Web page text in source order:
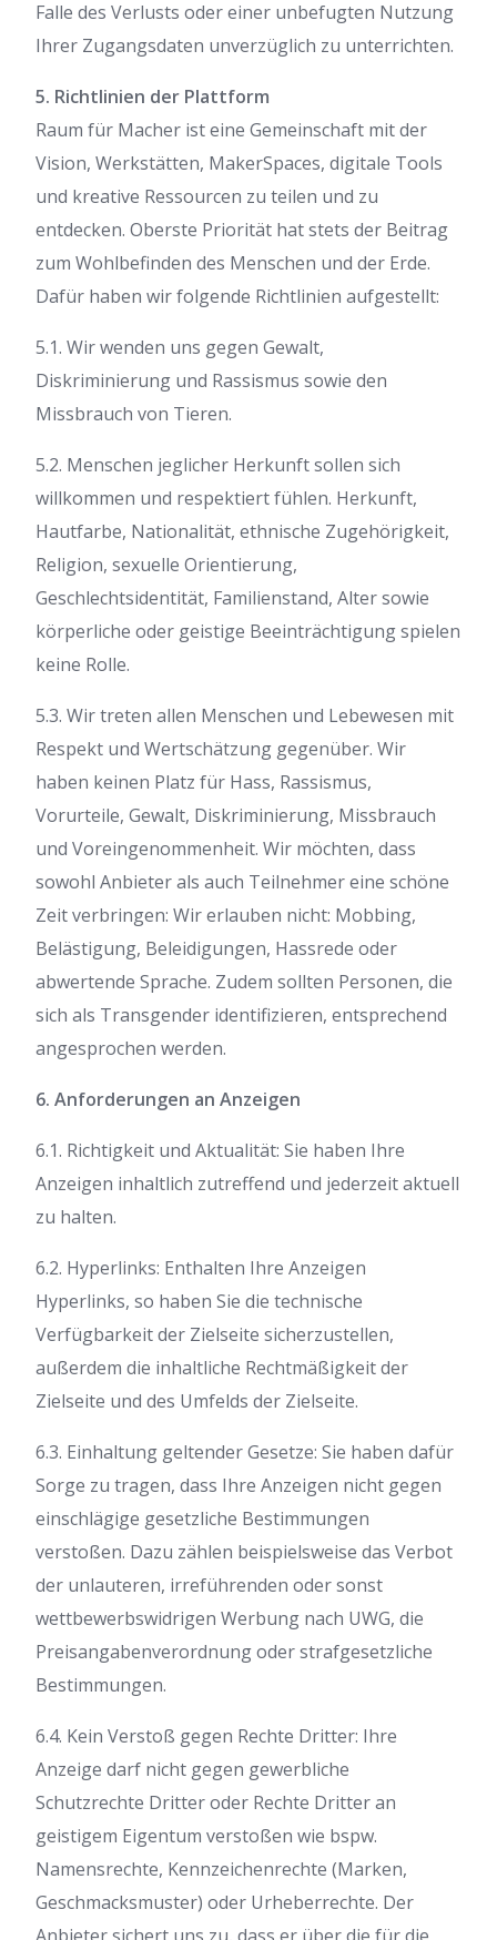
Falle des Verlusts oder einer unbefugten Nutzung
Ihrer Zugangsdaten unverzüglich zu unterrichten.
5. Richtlinien der Plattform
Raum für Macher ist eine Gemeinschaft mit der
Vision, Werkstätten, MakerSpaces, digitale Tools
und kreative Ressourcen zu teilen und zu
entdecken. Oberste Priorität hat stets der Beitrag
zum Wohlbefinden des Menschen und der Erde.
Dafür haben wir folgende Richtlinien aufgestellt:
5.1. Wir wenden uns gegen Gewalt,
Diskriminierung und Rassismus sowie den
Missbrauch von Tieren.
5.2. Menschen jeglicher Herkunft sollen sich
willkommen und respektiert fühlen. Herkunft,
Hautfarbe, Nationalität, ethnische Zugehörigkeit,
Religion, sexuelle Orientierung,
Geschlechtsidentität, Familienstand, Alter sowie
körperliche oder geistige Beeinträchtigung spielen
keine Rolle.
5.3. Wir treten allen Menschen und Lebewesen mit
Respekt und Wertschätzung gegenüber. Wir
haben keinen Platz für Hass, Rassismus,
Vorurteile, Gewalt, Diskriminierung, Missbrauch
und Voreingenommenheit. Wir möchten, dass
sowohl Anbieter als auch Teilnehmer eine schöne
Zeit verbringen: Wir erlauben nicht: Mobbing,
Belästigung, Beleidigungen, Hassrede oder
abwertende Sprache. Zudem sollten Personen, die
sich als Transgender identifizieren, entsprechend
angesprochen werden.
6. Anforderungen an Anzeigen
6.1. Richtigkeit und Aktualität: Sie haben Ihre
Anzeigen inhaltlich zutreffend und jederzeit aktuell
zu halten.
6.2. Hyperlinks: Enthalten Ihre Anzeigen
Hyperlinks, so haben Sie die technische
Verfügbarkeit der Zielseite sicherzustellen,
außerdem die inhaltliche Rechtmäßigkeit der
Zielseite und des Umfelds der Zielseite.
6.3. Einhaltung geltender Gesetze: Sie haben dafür
Sorge zu tragen, dass Ihre Anzeigen nicht gegen
einschlägige gesetzliche Bestimmungen
verstoßen. Dazu zählen beispielsweise das Verbot
der unlauteren, irreführenden oder sonst
wettbewerbswidrigen Werbung nach UWG, die
Preisangabenverordnung oder strafgesetzliche
Bestimmungen.
6.4. Kein Verstoß gegen Rechte Dritter: Ihre
Anzeige darf nicht gegen gewerbliche
Schutzrechte Dritter oder Rechte Dritter an
geistigem Eigentum verstoßen wie bspw.
Namensrechte, Kennzeichenrechte (Marken,
Geschmacksmuster) oder Urheberrechte. Der